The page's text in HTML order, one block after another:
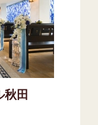
田